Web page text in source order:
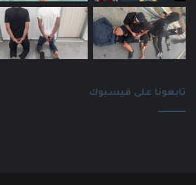
تابعونا على فيسبوك